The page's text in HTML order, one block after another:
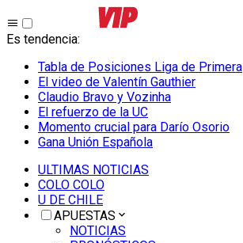
Es tendencia:
Tabla de Posiciones Liga de Primera
El video de Valentín Gauthier
Claudio Bravo y Vozinha
El refuerzo de la UC
Momento crucial para Darío Osorio
Gana Unión Española
ULTIMAS NOTICIAS
COLO COLO
U DE CHILE
APUESTAS
NOTICIAS